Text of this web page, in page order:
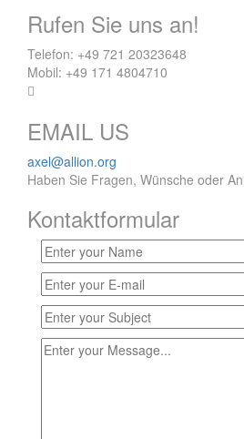
Rufen Sie uns an!
Telefon: +49 721 20323648
Mobil: +49 171 4804710
EMAIL US
axel@allion.org
Haben Sie Fragen, Wünsche oder
Kontaktformular